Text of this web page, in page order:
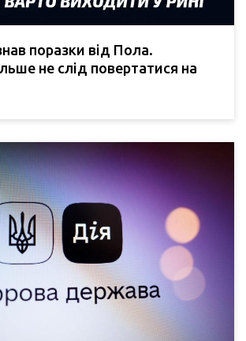
поразки від Пола.
не слід повертатися на